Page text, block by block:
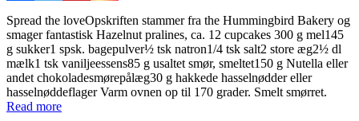
Spread the loveOpskriften stammer fra the Hummingbird Bakery og
smager fantastisk Hazelnut pralines, ca. 12 cupcakes 300 g mel145
g sukker1 spsk. bagepulver½ tsk natron1/4 tsk salt2 store æg2½ dl
mælk1 tsk vaniljeessens85 g usaltet smør, smeltet150 g Nutella eller
andet chokoladesmørepålæg30 g hakkede hasselnødder eller
hasselnøddeflager Varm ovnen op til 170 grader. Smelt smørret.
Read more